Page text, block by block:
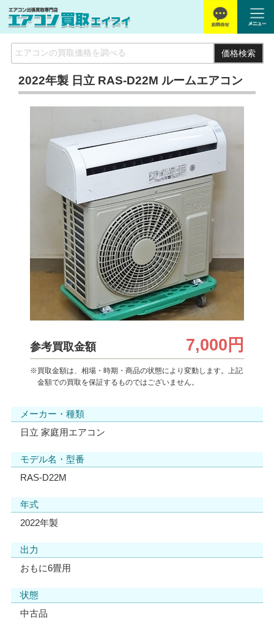
価格検索
2022年製 日立 RAS-D22M ルームエアコン
参考買取金額 7,000円
※買取金額は、相場・時期・商品の状態により変動します。上記
金額での買取を保証するものではございません。
メーカー・種類
日立 家庭用エアコン
モデル名・型番
RAS-D22M
年式
2022年製
出力
おもに6畳用
状態
中古品